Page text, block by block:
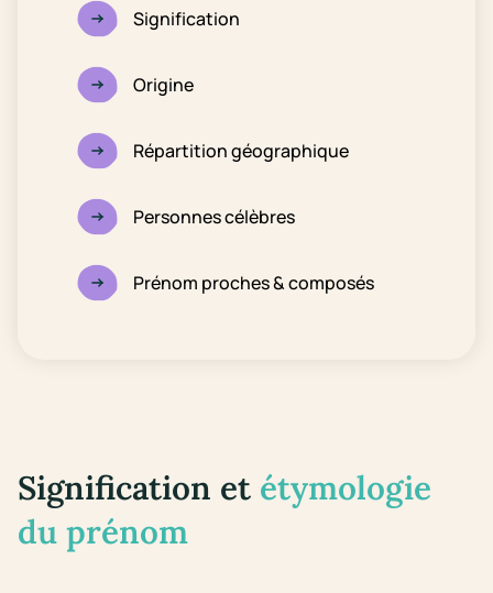
Signification
Origine
Répartition géographique
Personnes célèbres
Prénom proches & composés
Signification et étymologie
du prénom